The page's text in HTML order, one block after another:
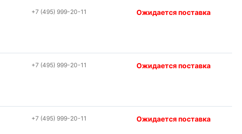
+7 (495) 999-20-11 Ожидается поставка
+7 (495) 999-20-11 Ожидается поставка
+7 (495) 999-20-11 Ожидается поставка